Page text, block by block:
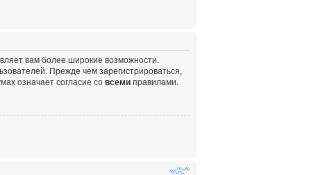
вам более широкие возможности.
Прежде чем зарегистрироваться,
означает согласие со всеми правилами.